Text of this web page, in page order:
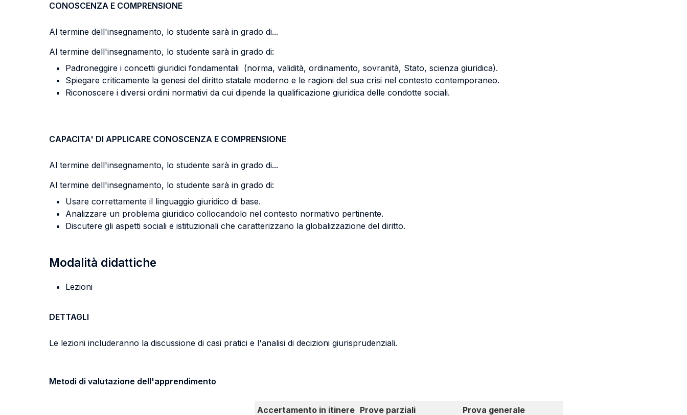
CONOSCENZA E COMPRENSIONE
Al termine dell'insegnamento, lo studente sarà in grado di...
Al termine dell'insegnamento, lo studente sarà in grado di:
Padroneggire i concetti giuridici fondamentali (norma, validità, ordinamento, sovranità, Stato, scienza giuridica).
Spiegare criticamente la genesi del diritto statale moderno e le ragioni del sua crisi nel contesto contemporaneo.
Riconoscere i diversi ordini normativi da cui dipende la qualificazione giuridica delle condotte sociali.
CAPACITA' DI APPLICARE CONOSCENZA E COMPRENSIONE
Al termine dell'insegnamento, lo studente sarà in grado di...
Al termine dell'insegnamento, lo studente sarà in grado di:
Usare correttamente il linguaggio giuridico di base.
Analizzare un problema giuridico collocandolo nel contesto normativo pertinente.
Discutere gli aspetti sociali e istituzionali che caratterizzano la globalizzazione del diritto.
Modalità didattiche
Lezioni
DETTAGLI
Le lezioni includeranno la discussione di casi pratici e l'analisi di decizioni giurisprudenziali.
Metodi di valutazione dell'apprendimento
Accertamento in itinere Prove parziali
Prova generale